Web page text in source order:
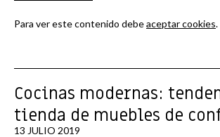
Para ver este contenido debeaceptar cookies.
Cocinas modernas:
tienda de muebles de
13 JULIO 2019